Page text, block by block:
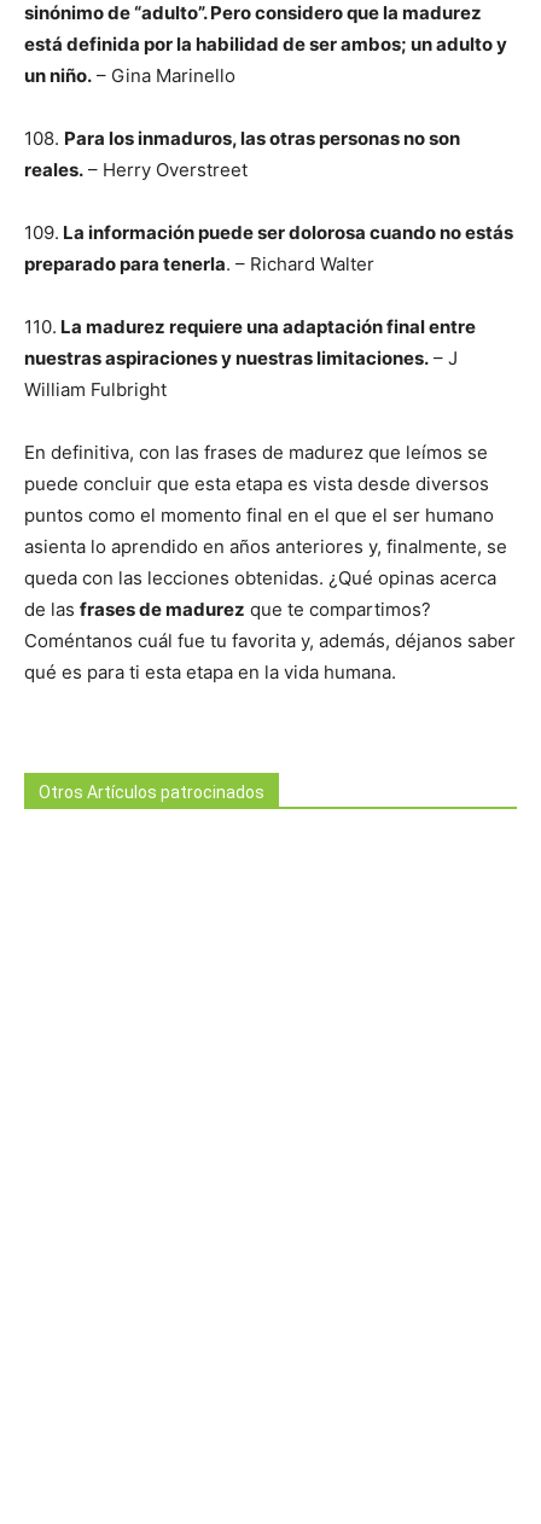
sinónimo de “adulto”. Pero considero que la madurez
está definida por la habilidad de ser ambos; un adulto y
un niño. – Gina Marinello
108. Para los inmaduros, las otras personas no son
reales. – Herry Overstreet
109. La información puede ser dolorosa cuando no estás
preparado para tenerla. – Richard Walter
110. La madurez requiere una adaptación final entre
nuestras aspiraciones y nuestras limitaciones. – J
William Fulbright
En definitiva, con las frases de madurez que leímos se
puede concluir que esta etapa es vista desde diversos
puntos como el momento final en el que el ser humano
asienta lo aprendido en años anteriores y, finalmente, se
queda con las lecciones obtenidas. ¿Qué opinas acerca
de las frases de madurez que te compartimos?
Coméntanos cuál fue tu favorita y, además, déjanos saber
qué es para ti esta etapa en la vida humana.
Otros Artículos patrocinados